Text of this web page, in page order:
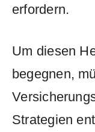
erfordern.
Um⁢ diesen
begegnen,
Strategien